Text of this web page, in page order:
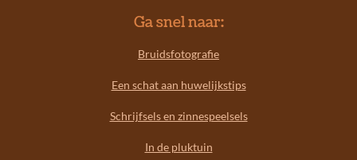
Ga snel naar:
Bruidsfotografie
Een schat aan huwelijkstips
Schrijfsels en zinnespeelsels
In de pluktuin